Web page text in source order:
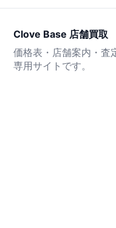
Clove Base 店舗買取
価格表・店舗案内・査
専用サイトです。